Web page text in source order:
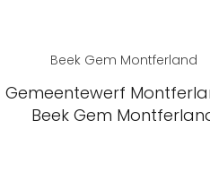
Beek Gem Montferland
Gemeentewerf
Beek Gem